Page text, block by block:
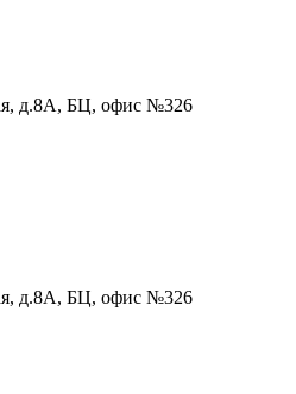
д.8А, БЦ, офис №326
д.8А, БЦ, офис №326